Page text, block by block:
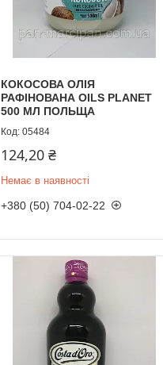
КОКОСОВА ОЛІЯ
РАФІНОВАНА OILS PLANET
500 МЛ ПОЛЬЩА
05484
124,20 ₴
Немає в наявності
+380 (50) 704-02-22